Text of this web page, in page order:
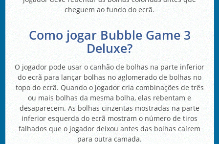
cheguem ao fundo do ecrã.
Como jogar Bubble Game 3
Deluxe?
O jogador pode usar o canhão de bolhas na parte inferior
do ecrã para lançar bolhas no aglomerado de bolhas no
topo do ecrã. Quando o jogador cria combinações de três
ou mais bolhas da mesma bolha, elas rebentam e
desaparecem. As bolhas cinzentas mostradas na parte
inferior esquerda do ecrã mostram o número de tiros
falhados que o jogador deixou antes das bolhas caírem
para outra camada.